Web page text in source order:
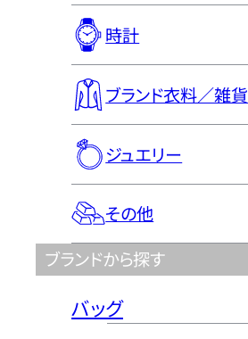
時計
ブランド衣料／雑貨
ジュエリー
その他
ブランドから探す
バッグ